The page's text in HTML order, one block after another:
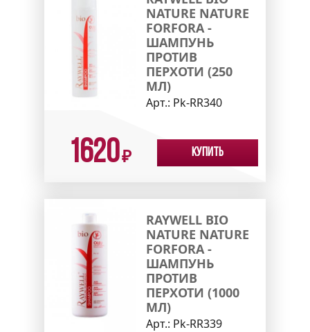
NATURE NATURE
FORFORA -
ШАМПУНЬ
ПРОТИВ
ПЕРХОТИ (250
МЛ)
Арт.: Pk-RR340
1620₽ Купить
RAYWELL BIO
NATURE NATURE
FORFORA -
ШАМПУНЬ
ПРОТИВ
ПЕРХОТИ (1000
МЛ)
Арт.: Pk-RR339